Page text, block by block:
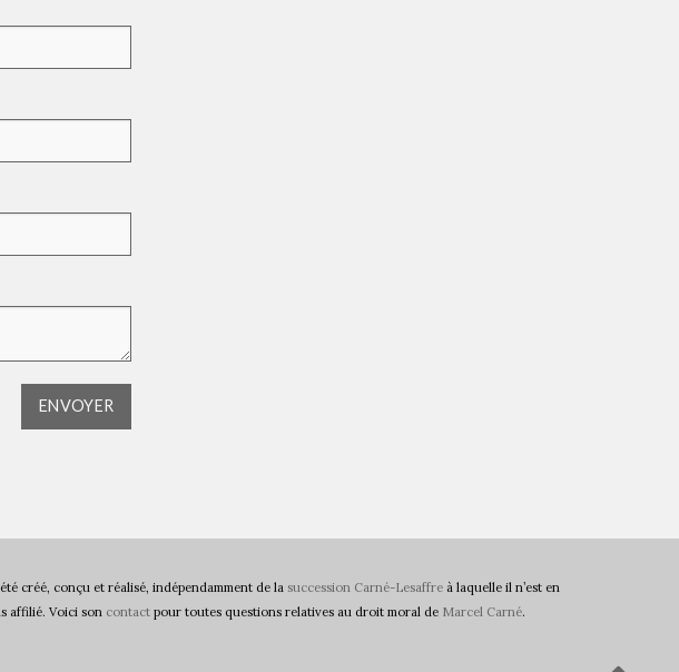
créé, conçu et réalisé, indépendamment de la succession Carné-Lesaffre à laquelle il n’est en
affilié. Voici son contact pour toutes questions relatives au droit moral de Marcel Carné.